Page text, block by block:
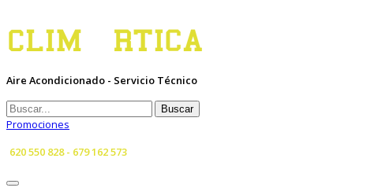
Aire Acondicionado - Servicio Técnico
Buscar
Promociones
620 550 828 - 679 162 573